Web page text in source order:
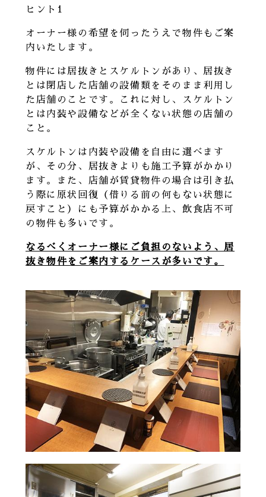
ヒント1
オーナー様の希望を伺ったうえで物件もご案
内いたします。
物件には居抜きとスケルトンがあり、居抜き
とは閉店した店舗の設備類をそのまま利用し
た店舗のことです。これに対し、スケルトン
とは内装や設備などが全くない状態の店舗の
こと。
スケルトンは内装や設備を自由に選べます
が、その分、居抜きよりも施工予算がかかり
ます。また、店舗が賃貸物件の場合は引き払
う際に原状回復（借りる前の何もない状態に
戻すこと）にも予算がかかる上、飲食店不可
の物件も多いです。
なるべくオーナー様にご負担のないよう、居
抜き物件をご案内するケースが多いです。